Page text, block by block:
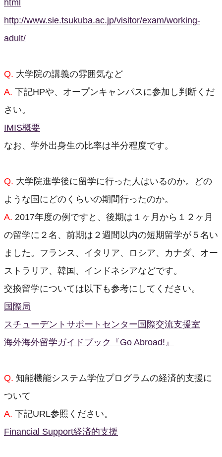
html
http://www.sie.tsukuba.ac.jp/visitor/exam/working-
adult/
Q. 大学院の講義の雰囲気など
A. 下記HPや、オープンキャンパスに参加し判断くだ
さい。
IMIS概要
なお、学外出身生の比率は半分程度です。
Q. 大学院進学後に留学に行った人はいるのか。どの
ような国にどのくらいの期間行ったのか。
A. 2017年度の例ですと、後期は１ヶ月から１２ヶ月
の留学に２名、前期は２週間以内の短期留学が５名い
ました。フランス、イタリア、ロシア、カナダ、オー
ストラリア、韓国、インドネシアなどです。
交換留学については以下も参考にしてください。
国際局
スチューデントサポートセンター国際交流支援室
海外海外留学ガイドブック『Go Abroad!』
Q. 知能機能システム学位プログラムの経済的支援に
ついて
A. 下記URL参照ください。
Financial Support経済的支援